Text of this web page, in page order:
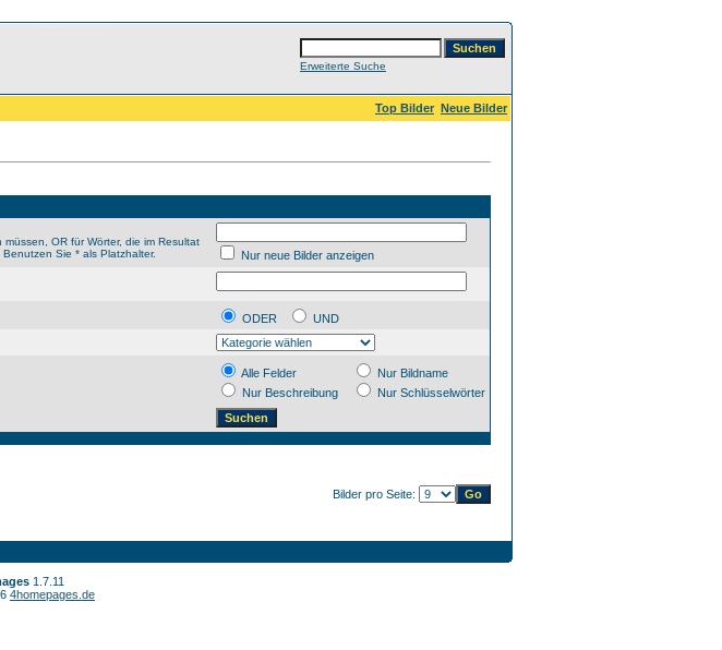
Erweiterte Suche
Top Bilder Neue Bilder
OR für Wörter, die im Resultat
Sie * als Platzhalter.
Nur neue Bilder anzeigen
ODER
UND
Alle Felder
Nur Bildname
Nur Beschreibung
Nur Schlüsselwörter
Bilder pro Seite:
1.7.11
4homepages.de